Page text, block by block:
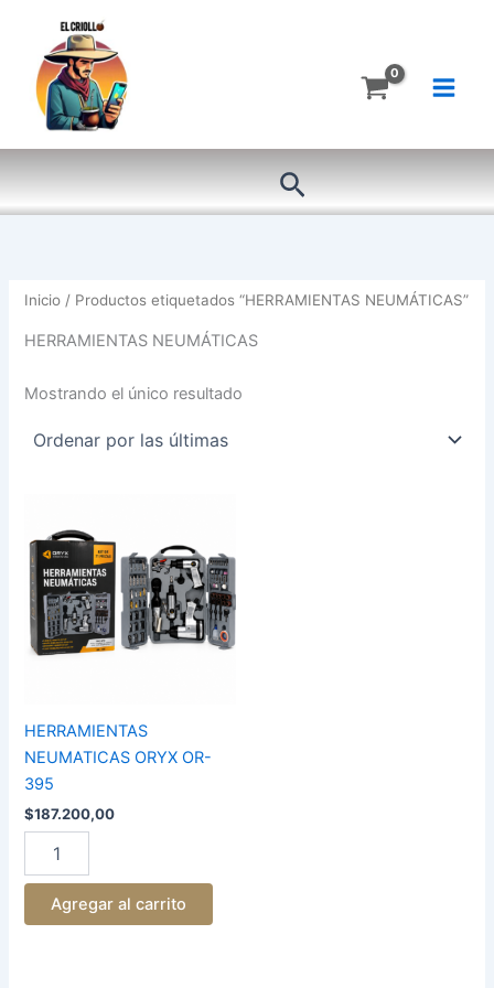
contenido
Buscar
Inicio / Productos etiquetados “HERRAMIENTAS NEUMÁTICAS”
HERRAMIENTAS NEUMÁTICAS
Mostrando el único resultado
HERRAMIENTAS
NEUMATICAS ORYX OR-
395
$187.200,00
NEUMATICAS
ORYX
OR-
395
cantidad
Agregar al carrito